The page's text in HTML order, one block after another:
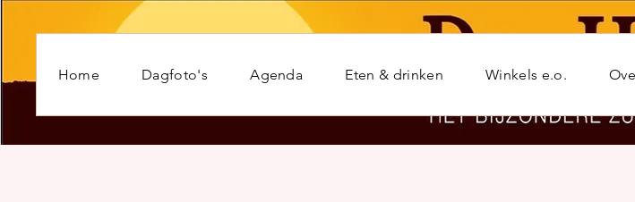
Home Dagfoto's Agenda Eten & drinken Winkels e.o.